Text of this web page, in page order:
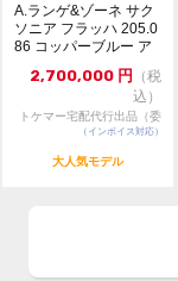
A.ランゲ&ゾーネ サク
ソニア フラッハ 205.0
86 コッパーブルー ア
2,700,000 円 （税
込）
トケマー宅配代行出品（委
託販売）
（インボイス対応）
大人気モデル